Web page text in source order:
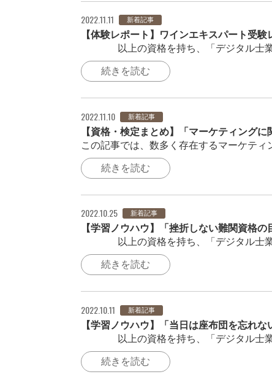
2022.11.11 新着記事
【体験レポート】ワインエキスパート受
250以上の資格を持ち、「デジタル士
続きを読む
2022.11.10 新着記事
【資格・検定まとめ】「マーケティング
この記事では、数多く存在するマーケテ
続きを読む
2022.10.25 新着記事
【学習ノウハウ】「挫折しない難関資格
250以上の資格を持ち、「デジタル士
続きを読む
2022.10.11 新着記事
【学習ノウハウ】「当日は座布団を忘れ
250以上の資格を持ち、「デジタル士
続きを読む